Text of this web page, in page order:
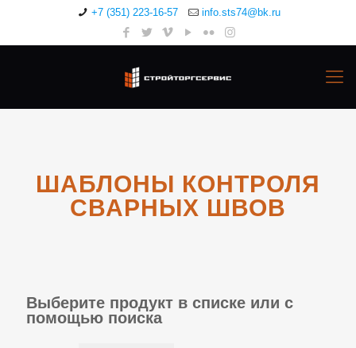
+7 (351) 223-16-57 info.sts74@bk.ru
ШАБЛОНЫ КОНТРОЛЯ
СВАРНЫХ ШВОВ
Выберите продукт в списке или с
помощью поиска